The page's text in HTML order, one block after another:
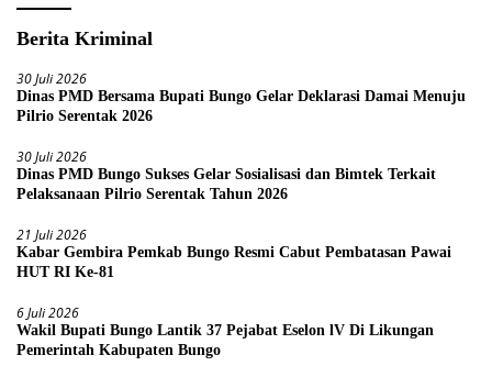
Berita Kriminal
30 Juli 2026
Dinas PMD Bersama Bupati Bungo Gelar Deklarasi Damai Menuju
Pilrio Serentak 2026
30 Juli 2026
Dinas PMD Bungo Sukses Gelar Sosialisasi dan Bimtek Terkait
Pelaksanaan Pilrio Serentak Tahun 2026
21 Juli 2026
Kabar Gembira Pemkab Bungo Resmi Cabut Pembatasan Pawai
HUT RI Ke-81
6 Juli 2026
Wakil Bupati Bungo Lantik 37 Pejabat Eselon lV Di Likungan
Pemerintah Kabupaten Bungo